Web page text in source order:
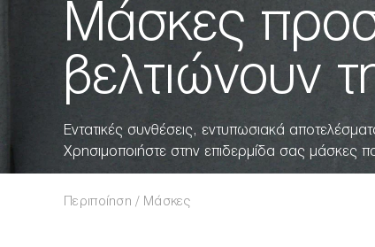
Μάσκες
βελτιώνουν
Εντατικές συνθέσεις, εντυπωσιακά
Χρησιμοποιήστε στην επιδερμίδα σας μάσκες
Περιποίηση Μάσκες